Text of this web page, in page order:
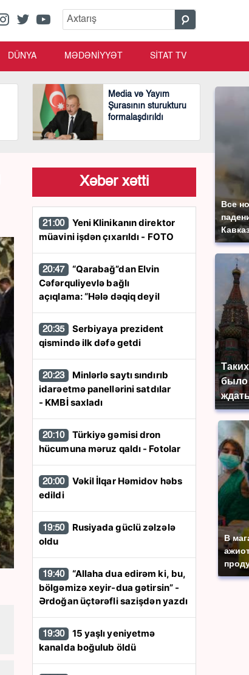
Все
было
В
DÜNYA MƏDƏNİYYƏT SİTAT TV
Media və Yayım
Şurasının sturukturu
formalaşdırıldı
Xəbər xətti
21:00
müavini işdən çıxarıldı - FOTO
20:47
Cəfərquliyevlə bağlı
açıqlama: “Hələ dəqiq deyil
20:35
qismində ilk dəfə getdi
20:23
idarəetmə panellərini satdılar
- KMBİ saxladı
20:10
hücumuna məruz qaldı - Fotolar
20:00
edildi
19:50
oldu
19:40
bölgəmizə xeyir-dua gətirsin” -
Ərdoğan üçtərəfli sazişdən yazdı
19:30
kanalda boğulub öldü